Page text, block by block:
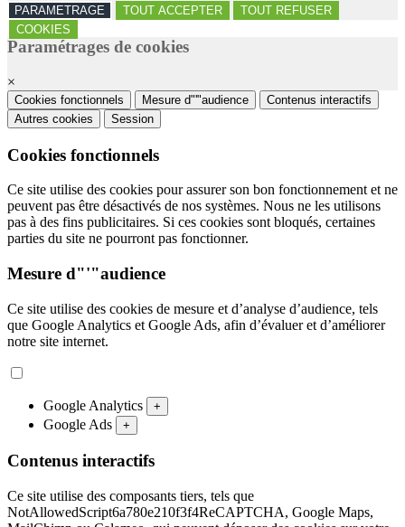
PARAMETRAGE TOUT ACCEPTER
TOUT REFUSER
COOKIES
Paramétrages de cookies
×
Cookies fonctionnels Mesure d"'"audience
Contenus interactifs
Autres cookies
Session
Cookies fonctionnels
Ce site utilise des cookies pour assurer son bon fonctionnement et ne
peuvent pas être désactivés de nos systèmes. Nous ne les utilisons
pas à des fins publicitaires. Si ces cookies sont bloqués, certaines
parties du site ne pourront pas fonctionner.
Mesure d"'"audience
Ce site utilise des cookies de mesure et d’analyse d’audience, tels
que Google Analytics et Google Ads, afin d’évaluer et d’améliorer
notre site internet.
Google Analytics +
Google Ads +
Contenus interactifs
Ce site utilise des composants tiers, tels que
NotAllowedScript6a780e210f3f4ReCAPTCHA, Google Maps,